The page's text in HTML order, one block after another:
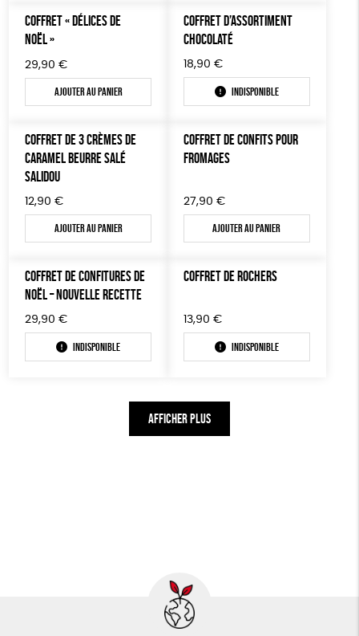
COFFRET « DÉLICES DE
NOËL »
29,90 €
Ajouter au panier
COFFRET D’ASSORTIMENT
CHOCOLATÉ
18,90 €
Indisponible
COFFRET DE 3 CRÈMES DE
CARAMEL BEURRE SALÉ
SALIDOU
12,90 €
Ajouter au panier
COFFRET DE CONFITS POUR
FROMAGES
27,90 €
Ajouter au panier
COFFRET DE CONFITURES DE
NOËL – NOUVELLE RECETTE
29,90 €
Indisponible
COFFRET DE ROCHERS
13,90 €
Indisponible
AFFICHER PLUS